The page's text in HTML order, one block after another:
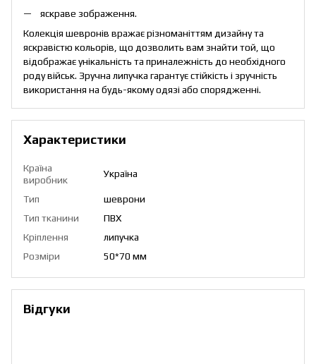
яскраве зображення.
Колекція шевронів вражає різноманіттям дизайну та
яскравістю кольорів, що дозволить вам знайти той, що
відображає унікальність та приналежність до необхідного
роду військ. Зручна липучка гарантує стійкість і зручність
використання на будь-якому одязі або спорядженні.
Характеристики
Країна
виробник
Україна
Тип
шеврони
Тип тканини
ПВХ
Кріплення
липучка
Розміри
50*70 мм
Відгуки